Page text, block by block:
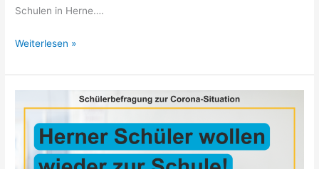
Schulen in Herne….
Weiterlesen »
Corona-
Befragung